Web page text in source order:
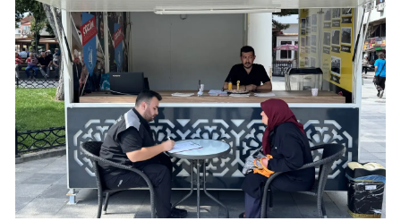
Rize
Sakarya
Samsun
Siirt
Sinop
Sivas